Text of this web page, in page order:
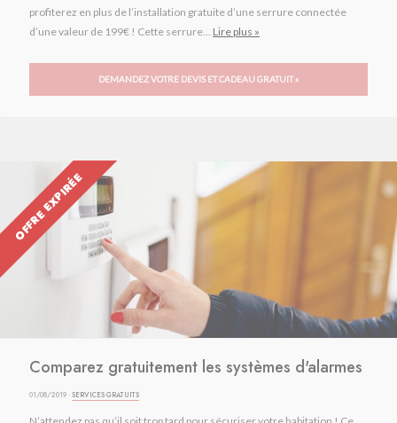
profiterez en plus de l’installation gratuite d’une serrure connectée
d’une valeur de 199€ ! Cette serrure... Lire plus »
DEMANDEZ VOTRE DEVIS ET CADEAU GRATUIT »
OFFRE EXPIRÉE
Comparez gratuitement les systèmes d'alarmes
01/08/2019 ·SERVICES GRATUITS